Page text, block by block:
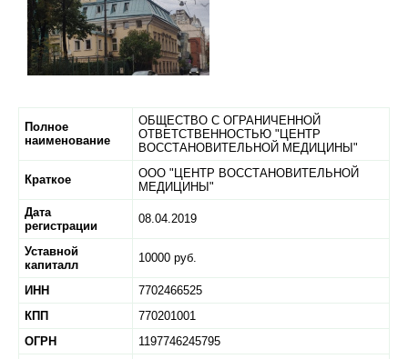
Полное
наименование
ОБЩЕСТВО С ОГРАНИЧЕННОЙ
ОТВЕТСТВЕННОСТЬЮ "ЦЕНТР
ВОССТАНОВИТЕЛЬНОЙ МЕДИЦИНЫ"
Краткое
ООО "ЦЕНТР ВОССТАНОВИТЕЛЬНОЙ
МЕДИЦИНЫ"
Дата
регистрации
08.04.2019
Уставной
капиталл
10000 руб.
ИНН
7702466525
КПП
770201001
ОГРН
1197746245795